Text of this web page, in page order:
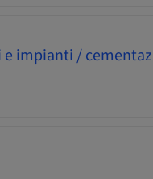
e impianti /